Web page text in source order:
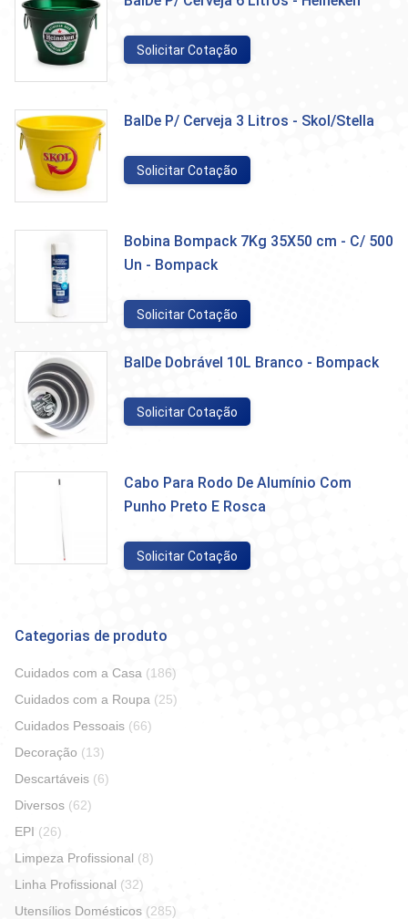
Solicitar Cotação
BalDe P/ Cerveja 3 Litros - Skol/Stella
Solicitar Cotação
Bobina Bompack 7Kg 35X50 cm - C/ 500
Un - Bompack
Solicitar Cotação
BalDe Dobrável 10L Branco - Bompack
Solicitar Cotação
Cabo Para Rodo De Alumínio Com
Punho Preto E Rosca
Solicitar Cotação
Categorias de produto
Cuidados com a Casa (186)
Cuidados com a Roupa (25)
Cuidados Pessoais (66)
Decoração (13)
Descartáveis (6)
Diversos (62)
EPI (26)
Limpeza Profissional (8)
Linha Profissional (32)
Utensílios Domésticos (285)